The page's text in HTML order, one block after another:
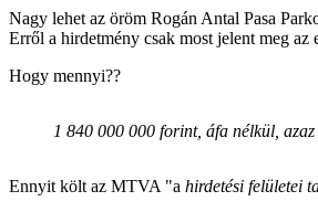
Nagy lehet az öröm Rogán Antal Pasa
Erről a hirdetmény csak most jelent meg
Hogy mennyi??
1 840 000 000 forint, áfa nélkül,
Ennyit költ az MTVA "a hirdetési felületei